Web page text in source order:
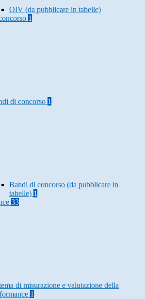
OIV (da pubblicare in tabelle)
1
di concorso 1
Bandi di concorso (da pubblicare in
tabelle) 1
33
di misurazione e valutazione della
1